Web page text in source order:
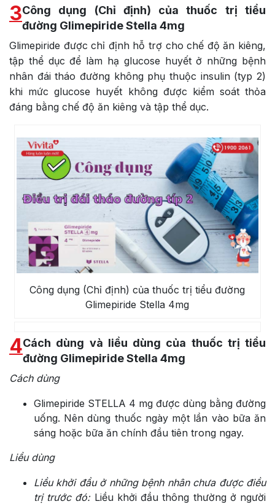
3Công dụng (Chỉ định) của thuốc trị tiểu
đường Glimepiride Stella 4mg
Glimepiride được chỉ định hỗ trợ cho chế độ ăn kiêng,
tập thể dục để làm hạ glucose huyết ở những bệnh
nhân đái tháo đường không phụ thuộc insulin (typ 2)
khi mức glucose huyết không được kiểm soát thỏa
đáng bằng chế độ ăn kiêng và tập thể dục.
Công dụng (Chỉ định) của thuốc trị tiểu đường
Glimepiride Stella 4mg
4Cách dùng và liều dùng của thuốc trị tiểu
đường Glimepiride Stella 4mg
Cách dùng
Glimepiride STELLA 4 mg được dùng bằng đường
uống. Nên dùng thuốc ngày một lần vào bữa ăn
sáng hoặc bữa ăn chính đầu tiên trong ngay.
Liều dùng
Liều khởi đầu ở những bệnh nhân chưa được điều
trị trước đó:Liều khởi đầu thông thường ở người